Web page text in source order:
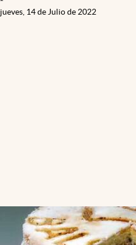
jueves, 14 de Julio de 2022